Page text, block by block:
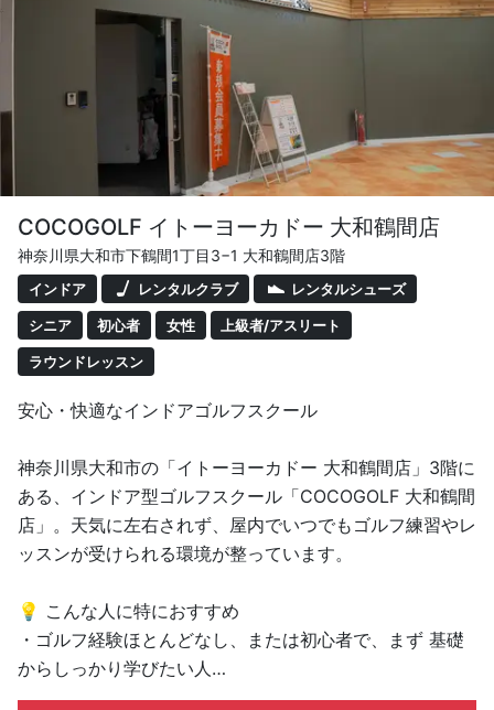
の空き状況をスマホで確認、そのまま予約ができます
COCOGOLF イトーヨーカドー 大和鶴間店
神奈川県大和市下鶴間1丁目3−1 大和鶴間店3階
インドア レンタルクラブ レンタルシューズ
シニア 初心者 女性 上級者/アスリート
ラウンドレッスン
安心・快適なインドアゴルフスクール
神奈川県大和市の「イトーヨーカドー 大和鶴間店」3階に
ある、インドア型ゴルフスクール「COCOGOLF 大和鶴間
店」。天気に左右されず、屋内でいつでもゴルフ練習やレ
ッスンが受けられる環境が整っています。
💡 こんな人に特におすすめ
・ゴルフ経験ほとんどなし、または初心者で、まず 基礎
からしっかり学びたい人
・天候や季節に左右されず、安定した環境でスイングやパ